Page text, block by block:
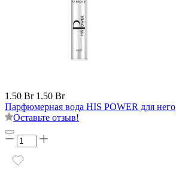
1.50 Br 1.50 Br
Парфюмерная вода HIS POWER для него
Оставьте отзыв!